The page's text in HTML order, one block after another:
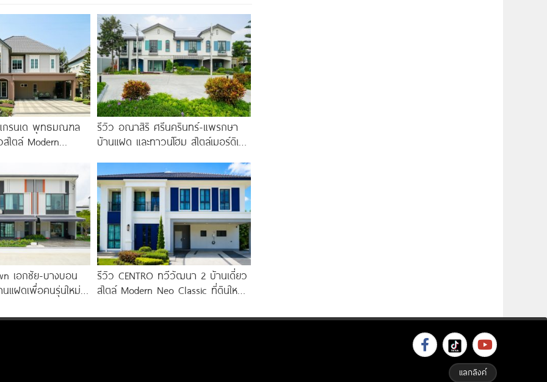
รนเด พุทธมณฑล
ไตล์ Modern
รีวิว อณาสิริ ศรีนครินทร์-แพรกษา
บ้านแฝด และทาวน์โฮม สไตล์เมอร์ดิเต
รกษา
เอกชัย-บางบอน
นแฝดเพื่อคนรุ่นใหม่
รีวิว CENTRO ทวีวัฒนา 2 บ้านเดี่ยว
สไตล์ Modern Neo Classic ที่ดินใหญ่
แลกลิงค์